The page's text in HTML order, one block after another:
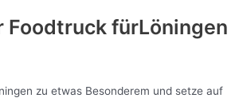
Foodtruck fürLöningen
zu etwas Besonderem und setze auf